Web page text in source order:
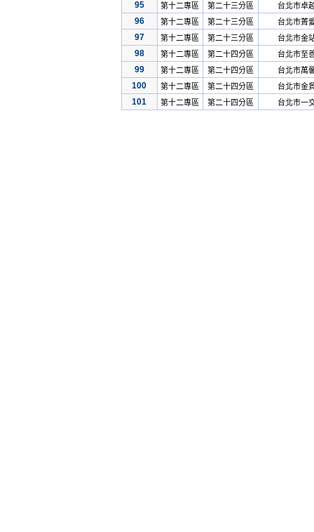
95 第十二專區 第二十三分區 台北市卓
96 第十二專區 第二十三分區 台北市菁
97 第十二專區 第二十三分區 台北市金
98 第十二專區 第二十四分區 台北市至
99 第十二專區 第二十四分區 台北市萬
100 第十二專區 第二十四分區 台北市金
101 第十二專區 第二十四分區 台北市一